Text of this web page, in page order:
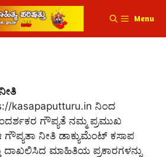
Menu
kasapaputturu.in ನಿಂದ
ಗೌಪ್ಯತೆ ನಮ್ಮ ಪ್ರಮುಖ
ನೀತಿ ಡಾಕ್ಯುಮೆಂಟ್ ಕಸಾಪ
ದಾಖಲಿಸಿದ ಮಾಹಿತಿಯ ಪ್ರಕಾರಗಳನ್ನು